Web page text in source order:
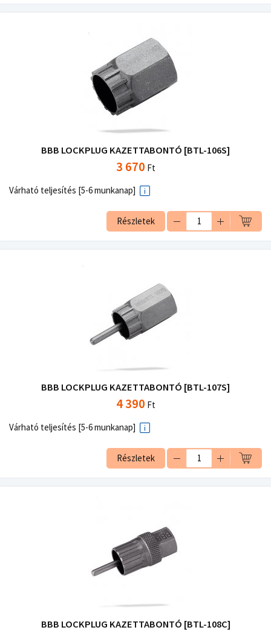
BBB LOCKPLUG KAZETTABONTÓ [BTL-106S]
3 670 Ft
Várható teljesítés [5-6 munkanap]
Részletek
BBB LOCKPLUG KAZETTABONTÓ [BTL-107S]
4 390 Ft
Várható teljesítés [5-6 munkanap]
Részletek
BBB LOCKPLUG KAZETTABONTÓ [BTL-108C]